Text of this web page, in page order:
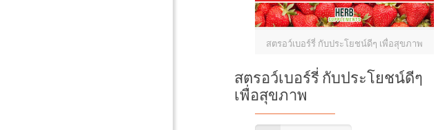
สตรอว์เบอร์รี่ กับประโยชน์ดีๆ เพื่อสุขภาพ
สตรอว์เบอร์รี่ กับประโยชน์ดีๆ
เพื่อสุขภาพ